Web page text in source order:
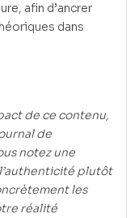
afin d’ancrer
dans
de ce contenu,
de
notez une
plutôt
les
réalité